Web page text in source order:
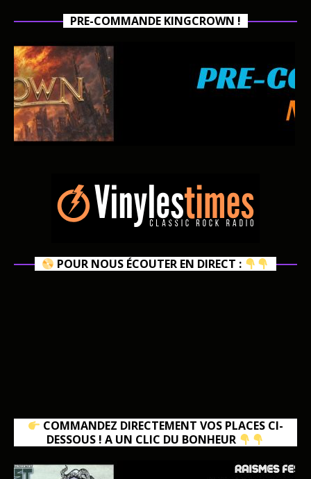
PRE-COMMANDE KINGCROWN !
POUR NOUS ÉCOUTER EN DIRECT :
COMMANDEZ DIRECTEMENT VOS PLACES CI-
DESSOUS ! A UN CLIC DU BONHEUR